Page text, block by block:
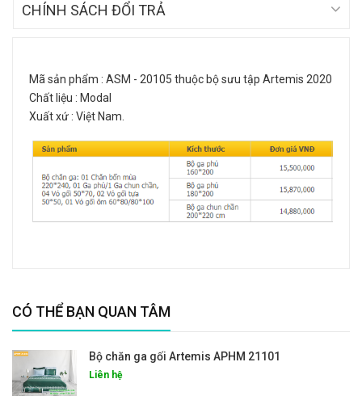
CHÍNH SÁCH ĐỔI TRẢ
Mã sản phẩm : ASM - 20105 thuộc bộ sưu tập Artemis 2020
Chất liệu : Modal
Xuất xứ : Việt Nam.
CÓ THỂ BẠN QUAN TÂM
Bộ chăn ga gối Artemis APHM 21101
Liên hệ